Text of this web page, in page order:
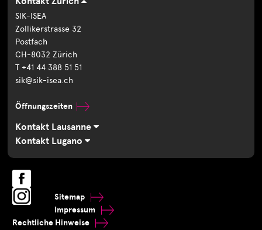
SIK-ISEA
Zollikerstrasse 32
Postfach
CH-8032 Zürich
T +41 44 388 51 51
sik@sik-isea.ch
Öffnungszeiten
Kontakt Lausanne
Kontakt Lugano
Sitemap
Impressum
Rechtliche Hinweise